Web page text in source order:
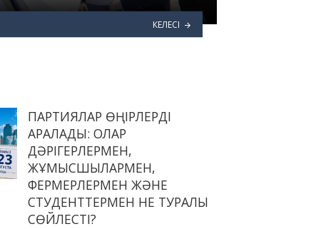
КЕЛЕСІ
ПАРТИЯЛАР ӨҢІРЛЕРДІ
АРАЛАДЫ: ОЛАР
ДӘРІГЕРЛЕРМЕН,
ЖҰМЫСШЫЛАРМЕН,
ФЕРМЕРЛЕРМЕН ЖӘНЕ
СТУДЕНТТЕРМЕН НЕ ТУРАЛЫ
СӨЙЛЕСТІ?